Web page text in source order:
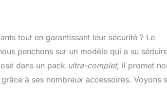
tout en garantissant leur sécurité ? Le
penchons sur un modèle qui a su
dans un pack ultra-complet, il promet
à ses nombreux accessoires. Voyons